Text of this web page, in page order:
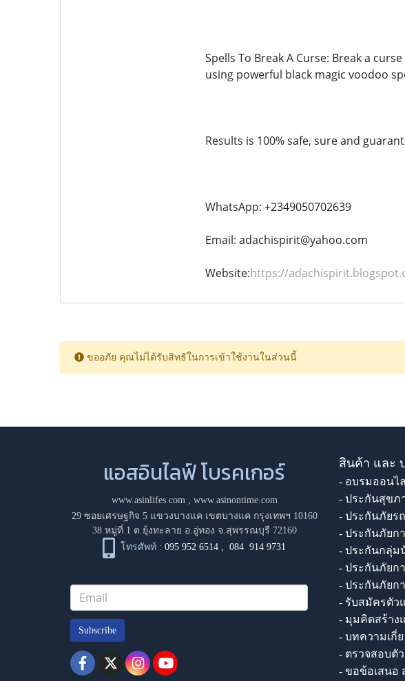
Spells To Break A Curse: Break a
using powerful black magic voodoo
Results is 100% safe, sure and
WhatsApp: +2349050702639
Email: adachispirit@yahoo.com
Website:https://
ขออภัย คุณไม่ได้รับสิทธิในการเข้าใช้งานในส่วนนี้
แอสอินไลฟ์ โบรคเกอร์
www.asinlifes.com, www.asinontime.com
29 ซอยเศรษฐกิจ 5 แขวงบางแค เขตบางแค กรุงเทพฯ 10160
38 หมู่ที่ 1 ต.ยุ้งทะลาย อ.อู่ทอง จ.สุพรรณบุรี 72160
โทรศัพท์ : 095 952 6514 ,084 914 9731
Subscribe
สินค้า และ
- อบรมออนไ
- ประกันสุขภ
- ประกันภัยร
- ประกันภัยก
- ประกันกลุ่ม
- ประกันภัยก
- ประกันภัยก
- รับสมัครตัว
- มุมคิดสร้าง
- บทความเกี่
- ตรวจสอบตั
- ขอข้อเสนอ